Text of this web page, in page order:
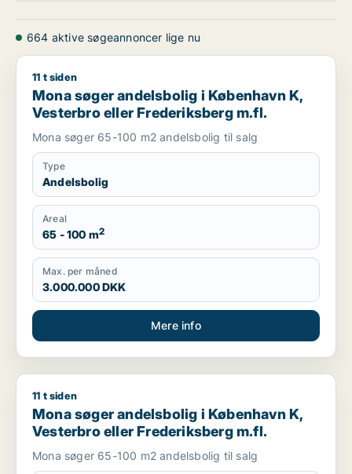
664 aktive søgeannoncer lige nu
Mona søger andelsbolig i København K, Vesterbro eller
11 t siden
Mona søger andelsbolig i København K,
Vesterbro eller Frederiksberg m.fl.
Mona søger 65-100 m2 andelsbolig til salg
Type
Andelsbolig
Areal
65 - 100 m2
Max. per måned
3.000.000 DKK
Mere info
Mona søger andelsbolig i København K, Vesterbro eller
11 t siden
Mona søger andelsbolig i København K,
Vesterbro eller Frederiksberg m.fl.
Mona søger 65-100 m2 andelsbolig til salg